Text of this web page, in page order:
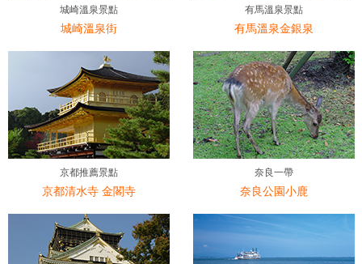
城崎溫泉景點
城崎溫泉街
有馬溫泉景點
有馬溫泉金銀泉
京都推薦景點
京都清水寺 金閣寺
奈良一帶
奈良公園小鹿